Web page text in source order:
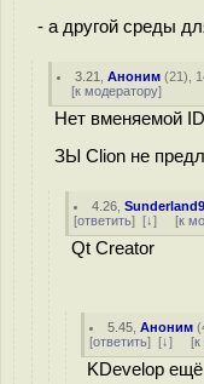
- а другой среды
3.21 ,Аноним (21),
[к модератору]
Нет вменяемой
ЗЫ Clion не
4.26 ,
[ответить] [↓] [к
Qt Creator
5.45 ,Аноним (
[ответить] [↓] [к
KDevelop ещё